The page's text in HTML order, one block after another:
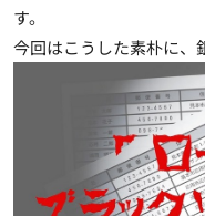
す。
今回はこうした素朴に、